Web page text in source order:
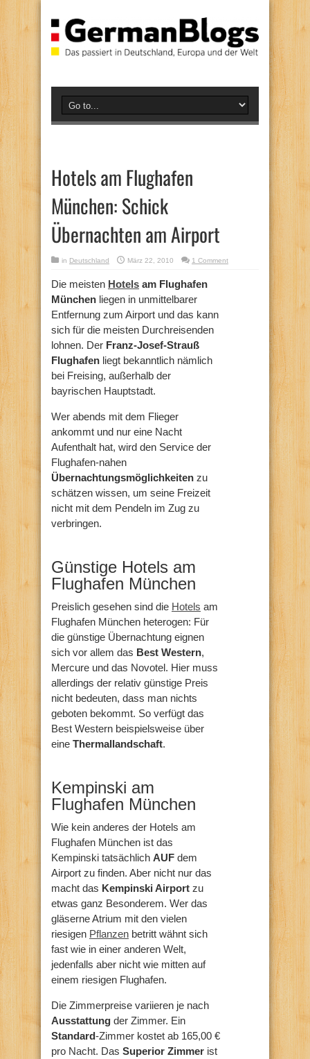
Hotels am Flughafen
München: Schick
Übernachten am Airport
in Deutschland März 22, 2010 1 Comment
Die meisten Hotels am Flughafen
München liegen in unmittelbarer
Entfernung zum Airport und das kann
sich für die meisten Durchreisenden
lohnen. Der Franz-Josef-Strauß
Flughafen liegt bekanntlich nämlich
bei Freising, außerhalb der
bayrischen Hauptstadt.
Wer abends mit dem Flieger
ankommt und nur eine Nacht
Aufenthalt hat, wird den Service der
Flughafen-nahen
Übernachtungsmöglichkeiten zu
schätzen wissen, um seine Freizeit
nicht mit dem Pendeln im Zug zu
verbringen.
Günstige Hotels am
Flughafen München
Preislich gesehen sind die Hotels am
Flughafen München heterogen: Für
die günstige Übernachtung eignen
sich vor allem das Best Western,
Mercure und das Novotel. Hier muss
allerdings der relativ günstige Preis
nicht bedeuten, dass man nichts
geboten bekommt. So verfügt das
Best Western beispielsweise über
eine Thermallandschaft.
Kempinski am
Flughafen München
Wie kein anderes der Hotels am
Flughafen München ist das
Kempinski tatsächlich AUF dem
Airport zu finden. Aber nicht nur das
macht das Kempinski Airport zu
etwas ganz Besonderem. Wer das
gläserne Atrium mit den vielen
riesigen Pflanzen betritt wähnt sich
fast wie in einer anderen Welt,
jedenfalls aber nicht wie mitten auf
einem riesigen Flughafen.
Die Zimmerpreise variieren je nach
Ausstattung der Zimmer. Ein
Standard-Zimmer kostet ab 165,00 €
pro Nacht. Das Superior Zimmer ist